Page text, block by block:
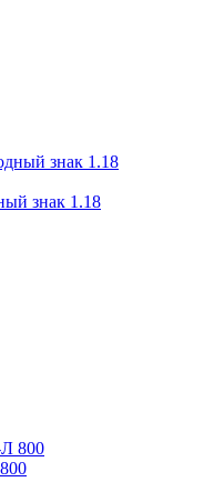
знак 1.18